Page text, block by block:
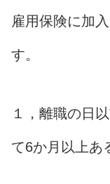
雇用保険に加
す。
１，離職の日
て6か月以上あ